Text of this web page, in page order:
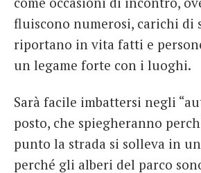
fluiscono numerosi, carichi di
riportano in vita fatti e
un legame forte con i luoghi.
Sarà facile imbattersi negli
posto, che spiegheranno
punto la strada si solleva in
perché gli alberi del parco